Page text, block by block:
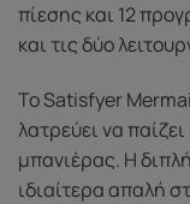
πίεσης και 12
και τις δύο
Το Satisfyer
λατρεύει να
μπανιέρας. Η
ιδιαίτερα απαλή